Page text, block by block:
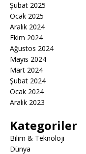
Şubat 2025
Ocak 2025
Aralık 2024
Ekim 2024
Ağustos 2024
Mayıs 2024
Mart 2024
Şubat 2024
Ocak 2024
Aralık 2023
Kategoriler
Bilim & Teknoloji
Dünya